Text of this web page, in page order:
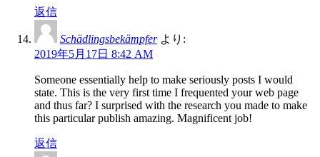
返信
Schädlingsbekämpfer より:
2019年5月17日 8:42 AM
Someone essentially help to make seriously posts I would
state. This is the very first time I frequented your web page
and thus far? I surprised with the research you made to make
this particular publish amazing. Magnificent job!
返信